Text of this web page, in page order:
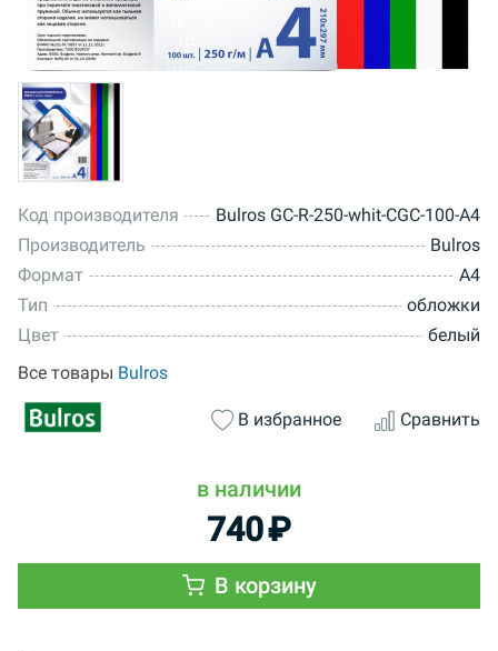
Код производителя
Bulros GC-R-250-whit-CGC-100-A4
Производитель
Bulros
Формат
A4
Тип
обложки
Цвет
белый
Все товары Bulros
В избранное Сравнить
в наличии
740₽
В корзину